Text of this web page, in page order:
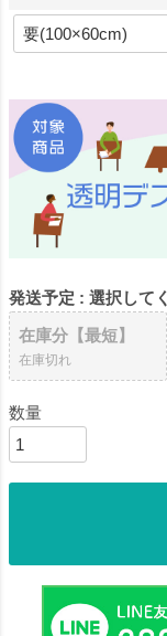
発送予定
選択して
在庫分【最短】
在庫切れ